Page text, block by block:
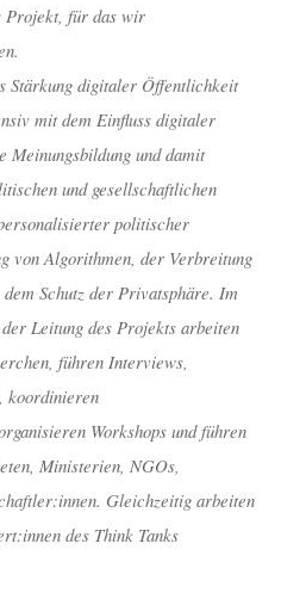
Projekt, für das wir
Stärkung digitaler Öffentlichkeit
mit dem Einfluss digitaler
Meinungsbildung und damit
und gesellschaftlichen
politischer
von Algorithmen, der Verbreitung
Schutz der Privatsphäre. Im
Leitung des Projekts arbeiten
führen Interviews,
koordinieren
Workshops und führen
Ministerien, NGOs,
Gleichzeitig arbeiten
des Think Tanks